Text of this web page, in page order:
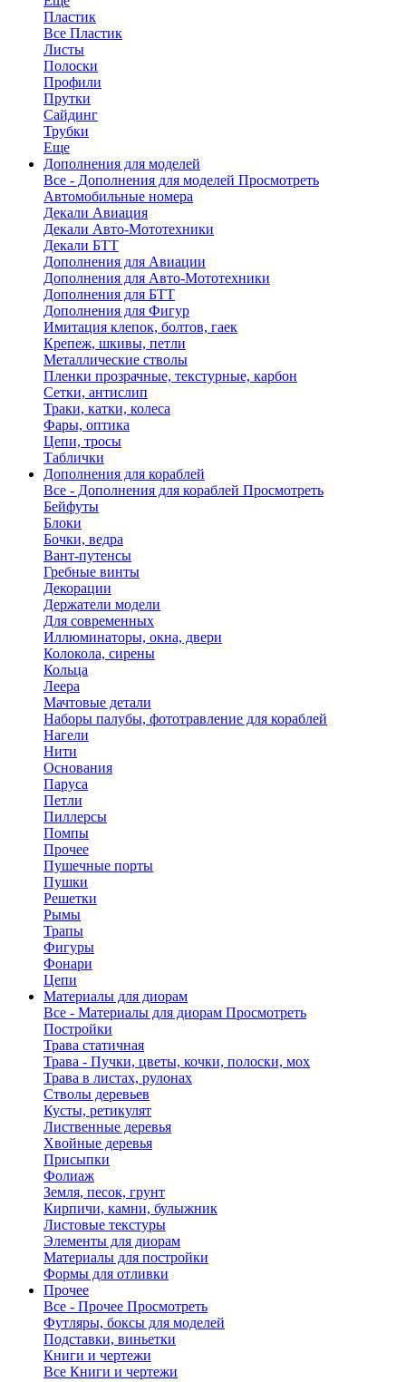
Пластик
Все Пластик
Листы
Полоски
Профили
Прутки
Сайдинг
Трубки
Еще
Дополнения для моделей
Все - Дополнения для моделей Просмотреть
Автомобильные номера
Декали Авиация
Декали Авто-Мототехники
Декали БТТ
Дополнения для Авиации
Дополнения для Авто-Мототехники
Дополнения для БТТ
Дополнения для Фигур
Имитация клепок, болтов, гаек
Крепеж, шкивы, петли
Металлические стволы
Пленки прозрачные, текстурные, карбон
Сетки, антислип
Траки, катки, колеса
Фары, оптика
Цепи, тросы
Таблички
Дополнения для кораблей
Все - Дополнения для кораблей Просмотреть
Бейфуты
Блоки
Бочки, ведра
Вант-путенсы
Гребные винты
Декорации
Держатели модели
Для современных
Иллюминаторы, окна, двери
Колокола, сирены
Кольца
Леера
Мачтовые детали
Наборы палубы, фототравление для кораблей
Нагели
Нити
Основания
Паруса
Петли
Пиллерсы
Помпы
Прочее
Пушечные порты
Пушки
Решетки
Рымы
Трапы
Фигуры
Фонари
Цепи
Материалы для диорам
Все - Материалы для диорам Просмотреть
Постройки
Трава статичная
Трава - Пучки, цветы, кочки, полоски, мох
Трава в листах, рулонах
Стволы деревьев
Кусты, ретикулят
Лиственные деревья
Хвойные деревья
Присыпки
Фолиаж
Земля, песок, грунт
Кирпичи, камни, булыжник
Листовые текстуры
Элементы для диорам
Материалы для постройки
Формы для отливки
Прочее
Все - Прочее Просмотреть
Футляры, боксы для моделей
Подставки, виньетки
Книги и чертежи
Все Книги и чертежи